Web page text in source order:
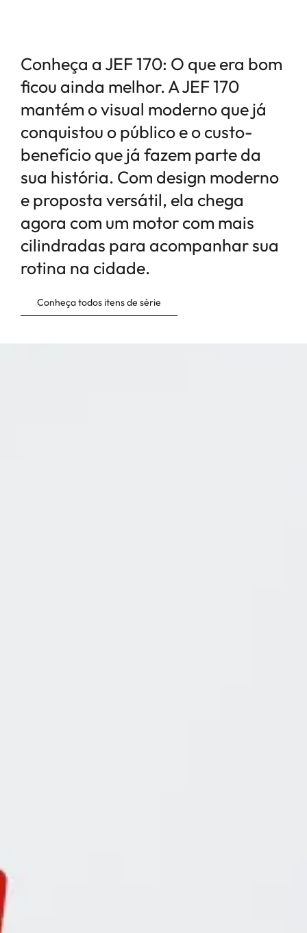
Conheça a JEF 170: O que era bom
ficou ainda melhor. A JEF 170
mantém o visual moderno que já
conquistou o público e o custo-
benefício que já fazem parte da
sua história. Com design moderno
e proposta versátil, ela chega
agora com um motor com mais
cilindradas para acompanhar sua
rotina na cidade.
Conheça todos itens de série